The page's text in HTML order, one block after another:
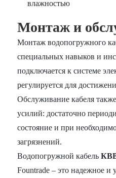
влажностью
Монтаж и
Монтаж водопогружного
специальных навыков и
подключается к системе
регулируется для
Обслуживание кабеля
усилий: достаточно
состояние и при
загрязнений.
Водопогружной кабель
Fountrade – это надежное и